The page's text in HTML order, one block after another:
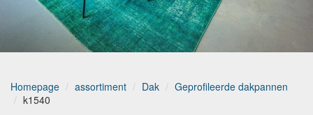
Homepage assortiment Dak
Geprofileerde dakpannen
k1540